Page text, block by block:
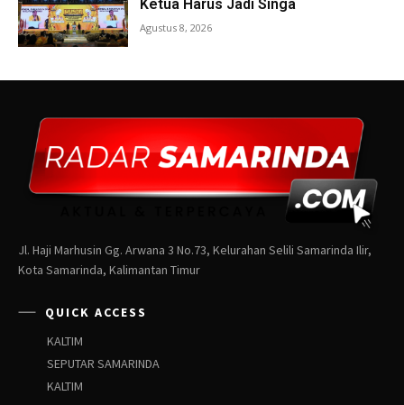
Jl. Haji Marhusin Gg. Arwana 3 No.73, Kelurahan Selili Samarinda Ilir,
Kota Samarinda, Kalimantan Timur
QUICK ACCESS
KALTIM
SEPUTAR SAMARINDA
KALTIM